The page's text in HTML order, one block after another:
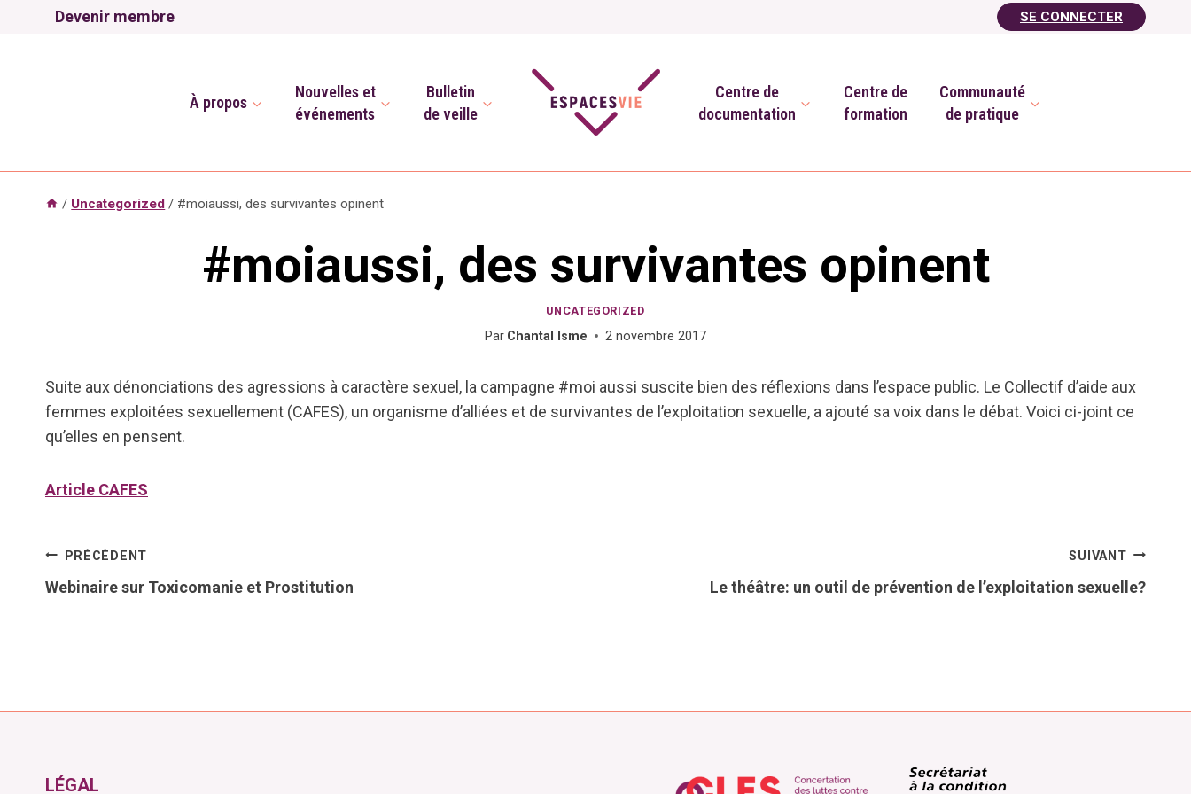
Devenir membre SE CONNECTER
À propos
Nouvelles et
événements
Bulletin
de veille
Centre de
documentation
Centre de
formation
Communauté
de pratique
/ Uncategorized / #moiaussi, des survivantes opinent
#moiaussi, des survivantes opinent
UNCATEGORIZED
Par Chantal Isme 2 novembre 2017
Suite aux dénonciations des agressions à caractère sexuel, la campagne #moi aussi suscite bien des réflexions dans l’espace public. Le Collectif d’aide aux
femmes exploitées sexuellement (CAFES), un organisme d’alliées et de survivantes de l’exploitation sexuelle, a ajouté sa voix dans le débat. Voici ci-joint ce
qu’elles en pensent.
Article CAFES
Navigation
PRÉCÉDENT
Webinaire sur Toxicomanie et Prostitution
SUIVANT
Le théâtre: un outil de prévention de l’exploitation sexuelle?
LÉGAL